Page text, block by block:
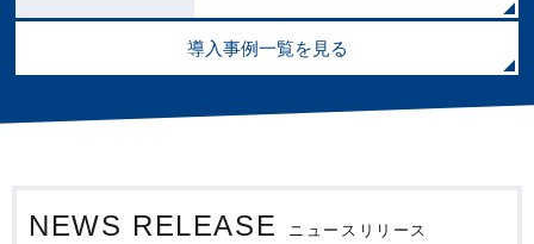
導入事例一覧を見る
NEWS RELEASE ニュースリリース